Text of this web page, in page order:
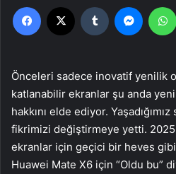
Facebook Tumblr
Önceleri sadece inovatif yenilik
katlanabilir ekranlar şu anda
hakkını elde ediyor.
fikrimizi değiştirmeye yetti. 2025
ekranlar için geçici bir heves gibi
Huawei Mate X6 için “Oldu bu”